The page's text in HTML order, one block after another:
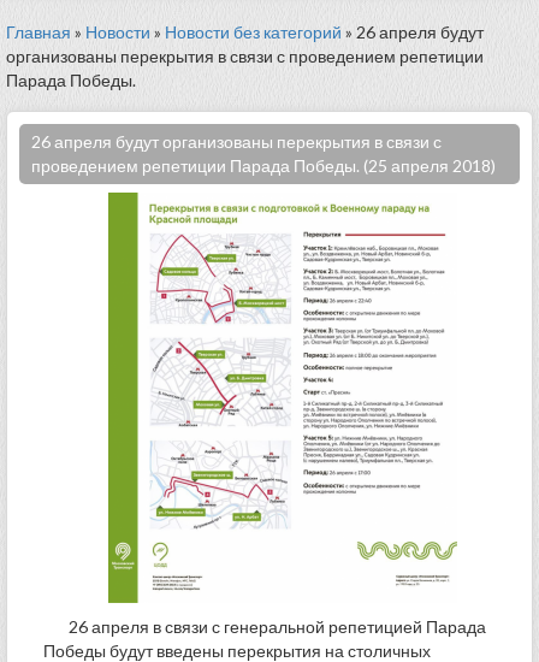
Главная » Новости » Новости без категорий » 26 апреля будут
организованы перекрытия в связи с проведением репетиции
Парада Победы.
26 апреля будут организованы перекрытия в связи с
проведением репетиции Парада Победы. (25 апреля 2018)
26 апреля в связи с генеральной репетицией Парада
Победы будут введены перекрытия на столичных